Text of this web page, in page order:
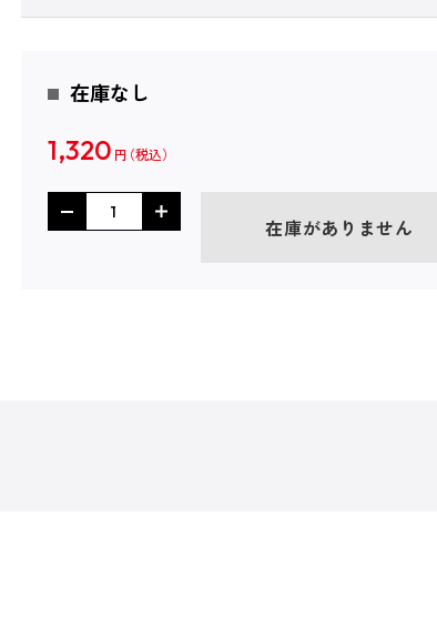
在庫なし
1,320 円
在庫がありません